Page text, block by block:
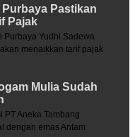
Pastikan
Pajak
Purbaya Yudhi Sadewa
menaikkan tarif pajak
Mulia Sudah
PT Aneka Tambang
dengan emas Antam